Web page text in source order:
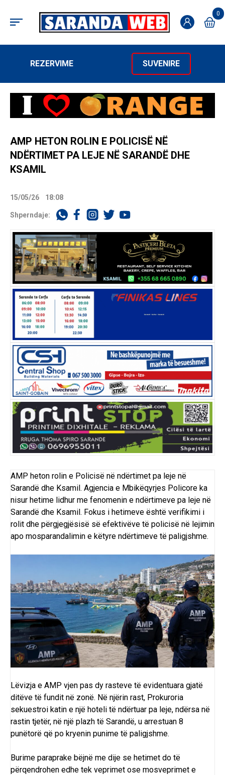
0
REZERVIME SUVENIRE
AMP HETON ROLIN E POLICISË NË
NDËRTIMET PA LEJE NË SARANDË DHE
KSAMIL
15/05/26 18:08
Shperndaje:
AMP heton rolin e Policisë në ndërtimet pa leje në
Sarandë dhe Ksamil. Agjencia e Mbikëqyrjes Policore ka
nisur hetime lidhur me fenomenin e ndërtimeve pa leje në
Sarandë dhe Ksamil. Fokus i hetimeve është verifikimi i
rolit dhe përgjegjësisë së efektivëve të policisë në lejimin
apo mosparandalimin e këtyre ndërtimeve të paligjshme.
Lëvizja e AMP vjen pas dy rasteve të evidentuara gjatë
ditëve të fundit në zonë. Në njërin rast, Prokuroria
sekuestroi katin e një hoteli të ndërtuar pa leje, ndërsa në
rastin tjetër, në një plazh të Sarandë, u arrestuan 8
punëtorë që po kryenin punime të paligjshme.
Burime paraprake bëjnë me dije se hetimet do të
përqendrohen edhe tek veprimet ose mosveprimet e